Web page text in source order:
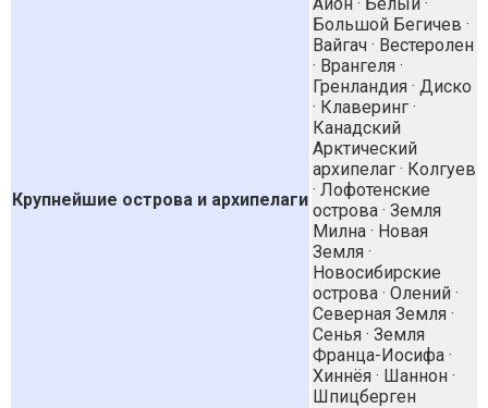
Крупнейшие острова и архипелаги
Большой Бегичев ·
Вайгач · Вестеролен
· Врангеля ·
Гренландия · Диско
· Клаверинг ·
Канадский
Арктический
архипелаг · Колгуев
· Лофотенские
острова · Земля
Милна · Новая
Земля ·
Новосибирские
острова · Олений ·
Северная Земля ·
Сенья · Земля
Франца-Иосифа ·
Хиннёя · Шаннон ·
Шпицберген